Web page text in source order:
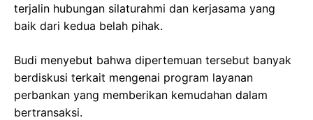
terjalin hubungan silaturahmi dan kerjasama yang
baik dari kedua belah pihak.
Budi menyebut bahwa dipertemuan tersebut banyak
berdiskusi terkait mengenai program layanan
perbankan yang memberikan kemudahan dalam
bertransaksi.